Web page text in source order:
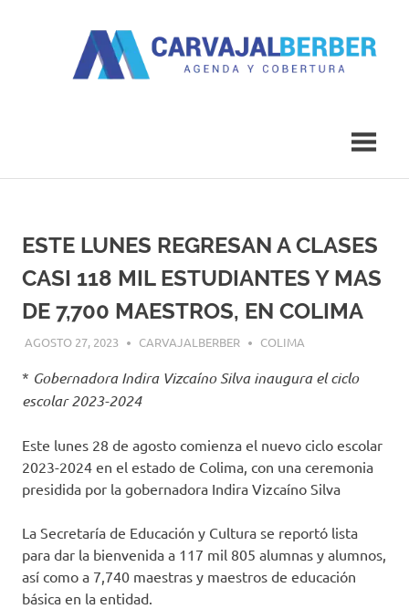
ESTE LUNES REGRESAN A CLASES
CASI 118 MIL ESTUDIANTES Y MAS
DE 7,700 MAESTROS, EN COLIMA
AGOSTO 27, 2023 CARVAJALBERBER COLIMA
* Gobernadora Indira Vizcaíno Silva inaugura el ciclo
escolar 2023-2024
Este lunes 28 de agosto comienza el nuevo ciclo escolar
2023-2024 en el estado de Colima, con una ceremonia
presidida por la gobernadora Indira Vizcaíno Silva
La Secretaría de Educación y Cultura se reportó lista
para dar la bienvenida a 117 mil 805 alumnas y alumnos,
así como a 7,740 maestras y maestros de educación
básica en la entidad.